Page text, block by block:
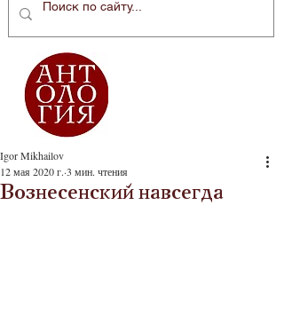
Вознесенский навсегда
Igor Mikhailov
12 мая 2020 г. 3 мин. чтения